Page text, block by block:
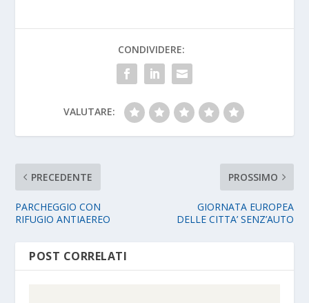
CONDIVIDERE:
VALUTARE:
PRECEDENTE
PARCHEGGIO CON
RIFUGIO ANTIAEREO
PROSSIMO
GIORNATA EUROPEA
DELLE CITTA’ SENZ’AUTO
POST CORRELATI